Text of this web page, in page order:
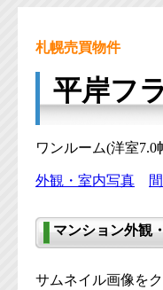
札幌売買物件
平岸フ
ワンルーム(洋室
外観・室内写真
マンション外観
サムネイル画像を